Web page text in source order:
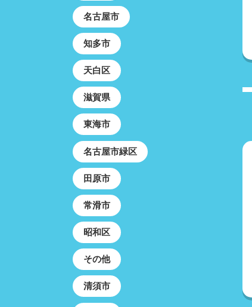
名古屋市
知多市
天白区
滋賀県
東海市
名古屋市緑区
田原市
常滑市
昭和区
その他
清須市